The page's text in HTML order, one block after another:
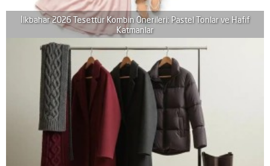
İlkbahar 2026 Tesettür Kombin Önerileri: Pastel Tonlar ve Hafif
Katmanlar